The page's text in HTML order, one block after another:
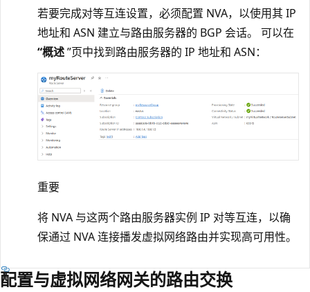
若要完成对等互连设置，必须配置 NVA，以使用其 IP
地址和 ASN 建立与路由服务器的 BGP 会话。 可以在
“概述”页中找到路由服务器的 IP 地址和 ASN：
重要
将 NVA 与这两个路由服务器实例 IP 对等互连，以确
保通过 NVA 连接播发虚拟网络路由并实现高可用性。
配置与虚拟网络网关的路由交换